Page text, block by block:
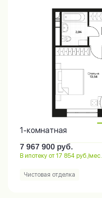
1-комнатная
7 967 900 руб.
В ипотеку от 17 854 руб./мес.
Чистовая отделка